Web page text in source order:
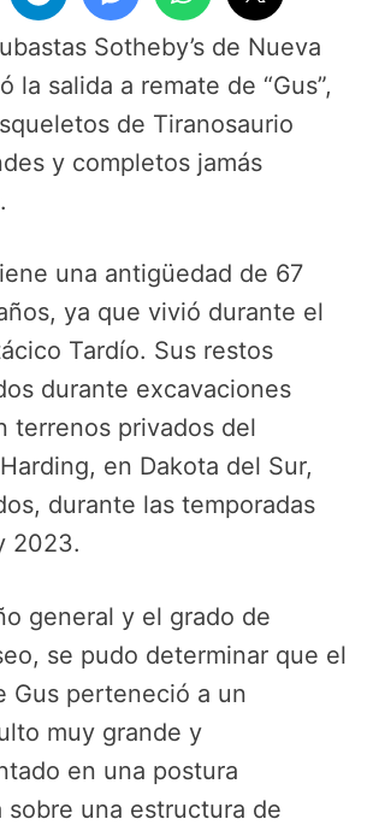
Sotheby’s de Nueva
la salida a remate de “Gus”,
de Tiranosaurio
y completos jamás
una antigüedad de 67
ya que vivió durante el
Tardío. Sus restos
durante excavaciones
terrenos privados del
en Dakota del Sur,
durante las temporadas
2023.
general y el grado de
se pudo determinar que el
Gus perteneció a un
muy grande y
en una postura
sobre una estructura de